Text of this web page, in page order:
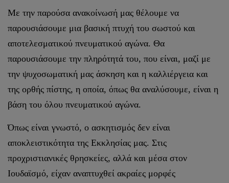
Με την παρούσα ανακοίνωσή μας θέλουμε να
παρουσιάσουμε μια βασική πτυχή του σωστού και
αποτελεσματικού πνευματικού αγώνα. Θα
παρουσιάσουμε την πληρότητά του, που είναι, μαζί με
την ψυχοσωματική μας άσκηση και η καλλιέργεια και
της ορθής πίστης, η οποία, όπως θα αναλύσουμε, είναι η
βάση του όλου πνευματικού αγώνα.
Όπως είναι γνωστό, ο ασκητισμός δεν είναι
αποκλειστικότητα της Εκκλησίας μας. Στις
προχριστιανικές θρησκείες, αλλά και μέσα στον
Ιουδαϊσμό, είχαν αναπτυχθεί ακραίες μορφές